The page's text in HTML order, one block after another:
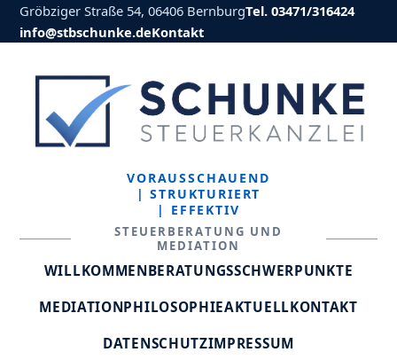
Gröbziger Straße 54, 06406 BernburgTel. 03471/316424
info@stbschunke.deKontakt
VORAUSSCHAUEND
| STRUKTURIERT
| EFFEKTIV
STEUERBERATUNG UND
MEDIATION
WILLKOMMENBERATUNGSSCHWERPUNKTE
MEDIATIONPHILOSOPHIEAKTUELLKONTAKT
DATENSCHUTZIMPRESSUM